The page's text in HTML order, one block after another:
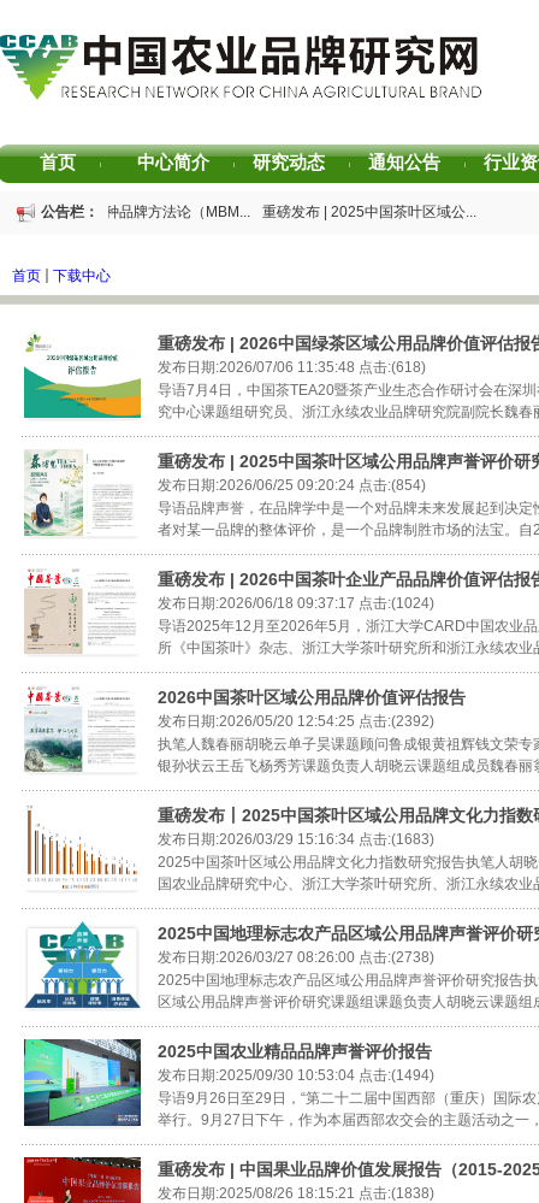
首页 | 中心简介 | 研究动态 | 通知公告 | 行业
公告栏：
重磅发布 | 芒种品牌方法论（MBM...
重磅发布 | 2025中国茶叶区域公...
首页 下载中心
重磅发布 | 2026中国绿茶区域公用品牌价值评估报
发布日期:2026/07/06 11:35:48 点击:(618)
导语7月4日，中国茶TEA20暨茶产业生态合作研讨会在深
究中心课题组研究员、浙江永续农业品牌研究院副院长魏
重磅发布 | 2025中国茶叶区域公用品牌声誉评价研
发布日期:2026/06/25 09:20:24 点击:(854)
导语品牌声誉，在品牌学中是一个对品牌未来发展起到决
者对某一品牌的整体评价，是一个品牌制胜市场的法宝。
重磅发布 | 2026中国茶叶企业产品品牌价值评估报
发布日期:2026/06/18 09:37:17 点击:(1024)
导语2025年12月至2026年5月，浙江大学CARD中国农业
所《中国茶叶》杂志、浙江大学茶叶研究所和浙江永续农
2026中国茶叶区域公用品牌价值评估报告
发布日期:2026/05/20 12:54:25 点击:(2392)
执笔人魏春丽胡晓云单子昊课题顾问鲁成银黄祖辉钱文荣
银孙状云王岳飞杨秀芳课题负责人胡晓云课题组成员魏春丽
重磅发布丨2025中国茶叶区域公用品牌文化力指数
发布日期:2026/03/29 15:16:34 点击:(1683)
2025中国茶叶区域公用品牌文化力指数研究报告执笔人胡
国农业品牌研究中心、浙江大学茶叶研究所、浙江永续农
2025中国地理标志农产品区域公用品牌声誉评价研
发布日期:2026/03/27 08:26:00 点击:(2738)
2025中国地理标志农产品区域公用品牌声誉评价研究报告
区域公用品牌声誉评价研究课题组课题负责人胡晓云课题
2025中国农业精品品牌声誉评价报告
发布日期:2025/09/30 10:53:04 点击:(1494)
导语9月26日至29日，“第二十二届中国西部（重庆）国际
举行。9月27日下午，作为本届西部农交会的主题活动之一
重磅发布 | 中国果业品牌价值发展报告（2015-
发布日期:2025/08/26 18:15:21 点击:(1838)
2015茶叶区域公用品牌